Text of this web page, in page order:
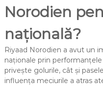
Norodien
națională?
Riyaad Norodien a avut un
naționale prin
privește golurile, cât și
influența meciurile a atras